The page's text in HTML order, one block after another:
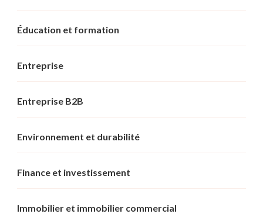
Éducation et formation
Entreprise
Entreprise B2B
Environnement et durabilité
Finance et investissement
Immobilier et immobilier commercial